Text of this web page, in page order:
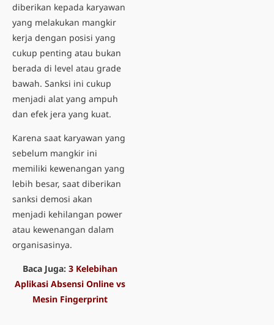
diberikan kepada karyawan
yang melakukan mangkir
kerja dengan posisi yang
cukup penting atau bukan
berada di level atau grade
bawah. Sanksi ini cukup
menjadi alat yang ampuh
dan efek jera yang kuat.
Karena saat karyawan yang
sebelum mangkir ini
memiliki kewenangan yang
lebih besar, saat diberikan
sanksi demosi akan
menjadi kehilangan power
atau kewenangan dalam
organisasinya.
Baca Juga: 3 Kelebihan
Aplikasi Absensi Online vs
Mesin Fingerprint